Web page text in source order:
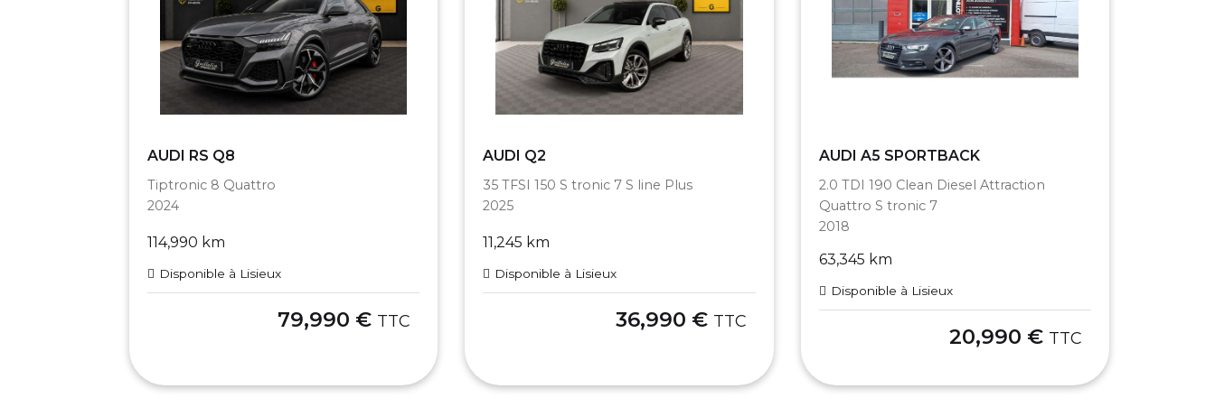
AUDI RS Q8
Tiptronic 8 Quattro
2024
114,990 km
Disponible à Lisieux
79,990 € TTC
AUDI Q2
35 TFSI 150 S tronic 7 S line Plus
2025
11,245 km
Disponible à Lisieux
36,990 € TTC
AUDI A5 SPORTBACK
2.0 TDI 190 Clean Diesel Attraction
Quattro S tronic 7
2018
63,345 km
Disponible à Lisieux
20,990 € TTC